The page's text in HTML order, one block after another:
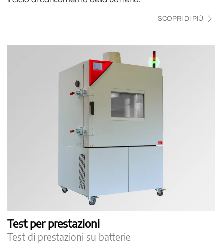
SCOPRI DI PIÙ
Test per prestazioni
Test di prestazioni su batterie